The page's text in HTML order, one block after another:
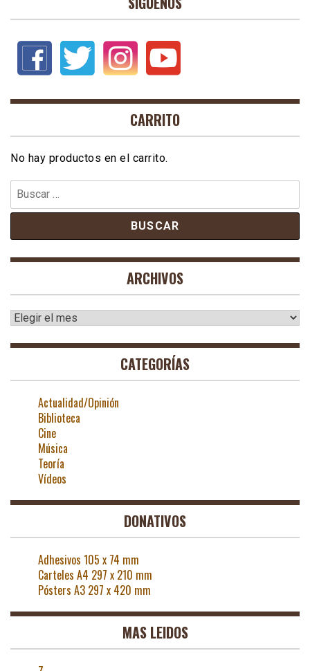
CARRITO
No hay productos en el carrito.
Buscar:
ARCHIVOS
Archivos
CATEGORÍAS
Actualidad/Opinión
Biblioteca
Cine
Música
Teoría
Vídeos
DONATIVOS
Adhesivos 105 x 74 mm
Carteles A4 297 x 210 mm
Pósters A3 297 x 420 mm
MAS LEIDOS